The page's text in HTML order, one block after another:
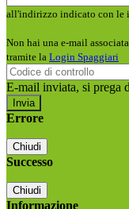
all'indirizzo indicato con le
Non hai una e-mail
tramite la Login Spaggiari
E-mail inviata, si prega
Errore
Chiudi
Successo
Chiudi
Informazione